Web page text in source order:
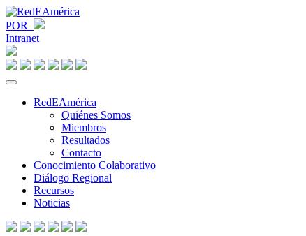
POR
Intranet
RedEAmérica
Quiénes Somos
Miembros
Resultados
Contacto
Conocimiento Colaborativo
Diálogo Regional
Recursos
Noticias